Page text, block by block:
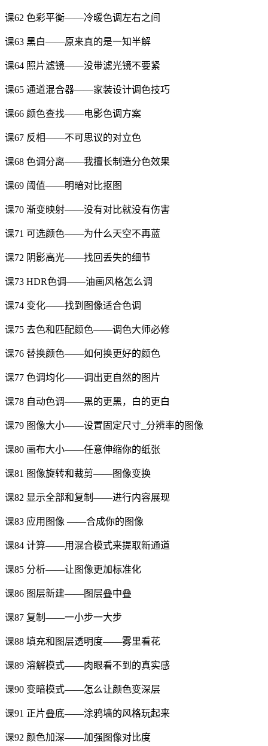
课62 色彩平衡——冷暖色调左右之间
课63 黑白——原来真的是一知半解
课64 照片滤镜——没带滤光镜不要紧
课65 通道混合器——家装设计调色技巧
课66 颜色查找——电影色调方案
课67 反相——不可思议的对立色
课68 色调分离——我擅长制造分色效果
课69 阈值——明暗对比抠图
课70 渐变映射——没有对比就没有伤害
课71 可选颜色——为什么天空不再蓝
课72 阴影高光——找回丢失的细节
课73 HDR色调——油画风格怎么调
课74 变化——找到图像适合色调
课75 去色和匹配颜色——调色大师必修
课76 替换颜色——如何换更好的颜色
课77 色调均化——调出更自然的图片
课78 自动色调——黑的更黑，白的更白
课79 图像大小——设置固定尺寸_分辨率的图像
课80 画布大小——任意伸缩你的纸张
课81 图像旋转和裁剪——图像变换
课82 显示全部和复制——进行内容展现
课83 应用图像 ——合成你的图像
课84 计算——用混合模式来提取新通道
课85 分析——让图像更加标准化
课86 图层新建——图层叠中叠
课87 复制——一小步一大步
课88 填充和图层透明度——雾里看花
课89 溶解模式——肉眼看不到的真实感
课90 变暗模式——怎么让颜色变深层
课91 正片叠底——涂鸦墙的风格玩起来
课92 颜色加深——加强图像对比度